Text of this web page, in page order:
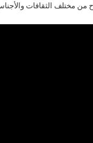
من مختلف الثقافات